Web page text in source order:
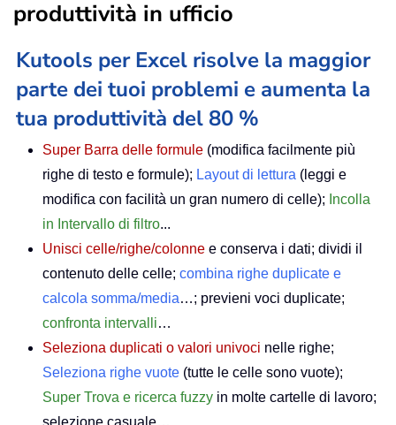
produttività in ufficio
Kutools per Excel risolve la maggior
parte dei tuoi problemi e aumenta la
tua produttività del 80 %
Super Barra delle formule (modifica facilmente più
righe di testo e formule); Layout di lettura (leggi e
modifica con facilità un gran numero di celle); Incolla
in Intervallo di filtro...
Unisci celle/righe/colonne e conserva i dati; dividi il
contenuto delle celle; combina righe duplicate e
calcola somma/media…; previeni voci duplicate;
confronta intervalli…
Seleziona duplicati o valori univoci nelle righe;
Seleziona righe vuote (tutte le celle sono vuote);
Super Trova e ricerca fuzzy in molte cartelle di lavoro;
selezione casuale…